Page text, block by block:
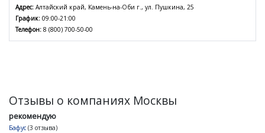
Адрес: Алтайский край, Камень-на-Оби г., ул. Пушкина, 25
График: 09:00-21:00
Телефон: 8 (800) 700-50-00
Отзывы о компаниях Москвы
рекомендую
Бафус (3 отзыва)